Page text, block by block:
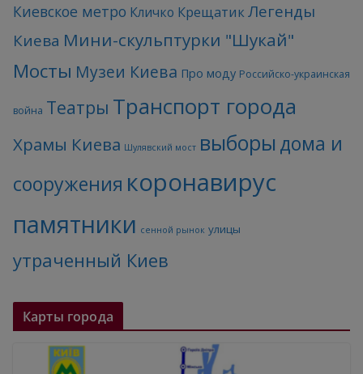
Киевское метро Кличко КрещатикЛегенды
Киева Мини-скульптурки "Шукай"
Мосты Музеи Киева Про моду Российско-украинская
война Театры Транспорт города
Храмы Киева Шулявский мост выборы дома и
сооружения коронавирус
памятники сенной рынок улицы
утраченный Киев
Карты города